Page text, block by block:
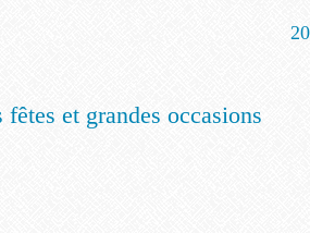
fêtes et grandes occasions